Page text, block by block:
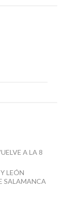
A LA 8
LEÓN
SALAMANCA